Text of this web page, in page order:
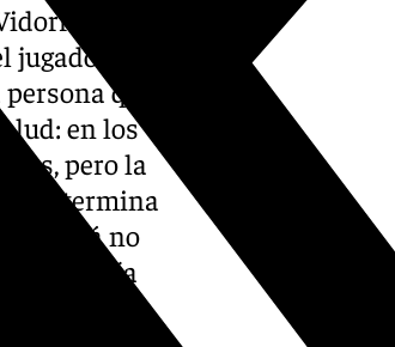
que
en los
pero la
y si termina
quizá no
no podría
plantilla